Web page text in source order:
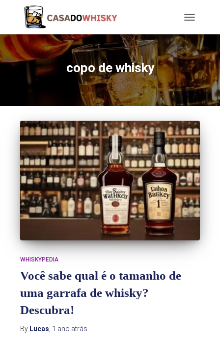
copo de whisky
WHISKYPEDIA
Você sabe qual é o tamanho de
uma garrafa de whisky?
Descubra!
By Lucas 1 ano atrás